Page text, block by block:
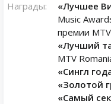
Награды:
«Лучшее
Music
премии
«Лучший
MTV
«Сингл
«Золотой
«Самый